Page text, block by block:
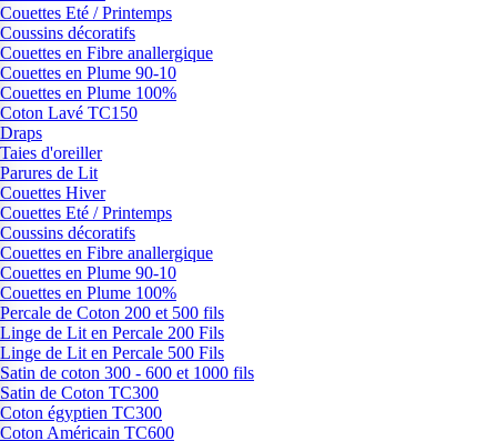
Couettes Eté / Printemps
Coussins décoratifs
Couettes en Fibre anallergique
Couettes en Plume 90-10
Couettes en Plume 100%
Coton Lavé TC150
Draps
Taies d'oreiller
Parures de Lit
Couettes Hiver
Couettes Eté / Printemps
Coussins décoratifs
Couettes en Fibre anallergique
Couettes en Plume 90-10
Couettes en Plume 100%
Percale de Coton 200 et 500 fils
Linge de Lit en Percale 200 Fils
Linge de Lit en Percale 500 Fils
Satin de coton 300 - 600 et 1000 fils
Satin de Coton TC300
Coton égyptien TC300
Coton Américain TC600